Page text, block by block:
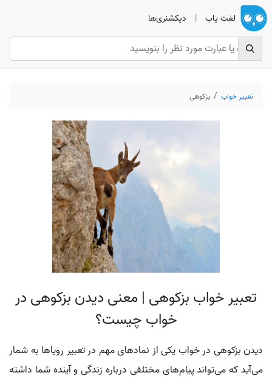
لغت یاب | دیکشنری‌ها
تعبیر خواب بزکوهی
تعبیر خواب بزکوهی | معنی دیدن بزکوهی در
خواب چیست؟
دیدن بزکوهی در خواب یکی از نمادهای مهم در تعبیر رویاها به شمار
می‌آید که می‌تواند پیام‌های مختلفی درباره زندگی و آینده شما داشته